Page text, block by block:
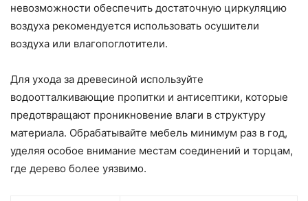
невозможности обеспечить достаточную циркуляцию
воздуха рекомендуется использовать осушители
воздуха или влагопоглотители.
Для ухода за древесиной используйте
водоотталкивающие пропитки и антисептики, которые
предотвращают проникновение влаги в структуру
материала. Обрабатывайте мебель минимум раз в год,
уделяя особое внимание местам соединений и торцам,
где дерево более уязвимо.